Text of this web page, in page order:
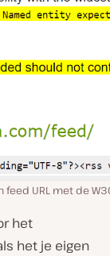
feed URL met de
het
het je eigen